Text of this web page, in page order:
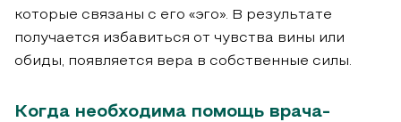
которые связаны с его «эго». В результате
получается избавиться от чувства вины или
обиды, появляется вера в собственные силы.
Когда необходима помощь врача-